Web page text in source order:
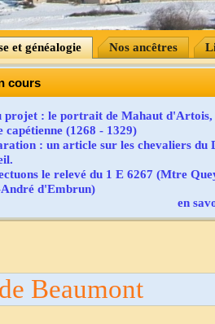
et généalogie Nos ancêtres
cours
projet : le portrait de Mahaut d'Artois,
capétienne (1268 - 1329)
: un article sur les chevaliers du
le relevé du 1 E 6267 (Mtre
André d'Embrun)
en
Beaumont